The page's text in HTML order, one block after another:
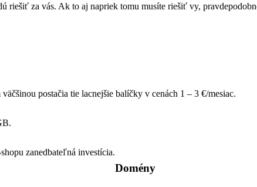
riešiť za vás. Ak to aj napriek tomu musíte riešiť vy,
postačia tie lacnejšie balíčky v cenách 1 – 3 €/mesiac.
zanedbateľná investícia.
Domény